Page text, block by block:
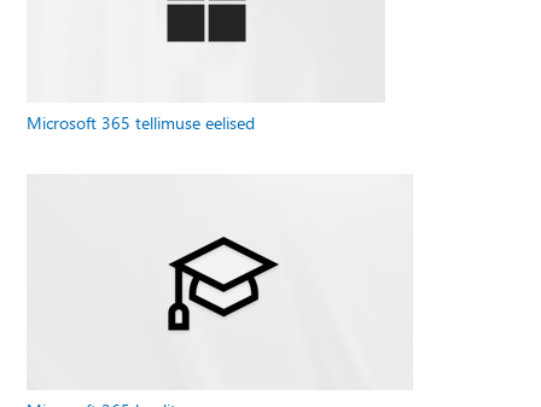
Microsoft 365 tellimuse eelised